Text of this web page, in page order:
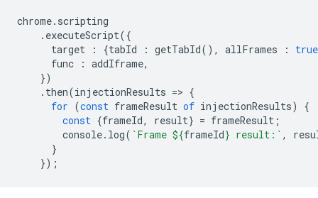
chrome. scripting
. executeScript({
target
: {tabId : getTabId(), allFrames :
true
func
: addIframe,
})
. then(injectionResults => {
for (const frameResult of injectionResults)
{
const {frameId, result} = frameResult ;
console. log( `Frame ${frameId} result:` ,
}
});